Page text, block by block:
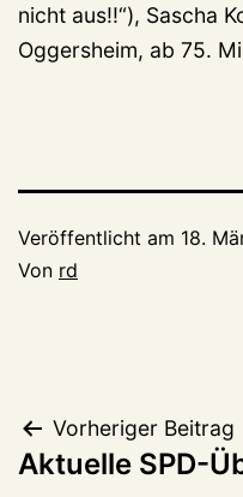
nicht aus!!“), Sascha
Oggersheim, ab 75.
Veröffentlicht am 18.
Von rd
Vorheriger Beitrag
Aktuelle SPD-